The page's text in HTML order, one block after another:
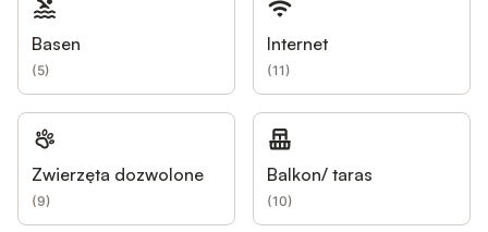
Basen
(5)
Internet
(11)
Zwierzęta dozwolone
(9)
Balkon/ taras
(10)